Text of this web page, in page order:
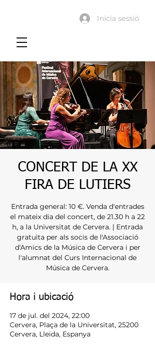
Inicia sessió
CONCERT DE LA XX
FIRA DE LUTIERS
Entrada general: 10 €. Venda d'entrades
el mateix dia del concert, de 21.30 h a 22
h, a la Universitat de Cervera. | Entrada
gratuïta per als socis de l'Associació
d'Amics de la Música de Cervera i per
l'alumnat del Curs Internacional de
Música de Cervera.
Hora i ubicació
17 de jul. del 2024, 22:00
Cervera, Plaça de la Universitat, 25200
Cervera, Lleida, Espanya